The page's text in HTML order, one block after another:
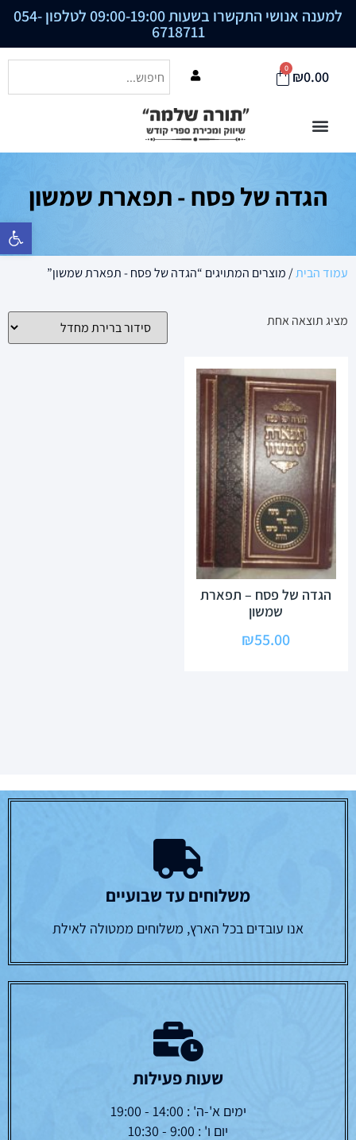
פתח סרגל
למענה אנושי התקשרו בשעות 09:00-19:00 לטלפון 054-
6718711
₪0.00
0
הגדה של פסח - תפארת שמשון
עמוד הבית/ מוצרים המתויגים “הגדה של פסח - תפארת שמשון”
מציג תוצאה אחת
הגדה של פסח – תפארת
שמשון
₪55.00
משלוחים עד שבועיים
אנו עובדים בכל הארץ, משלוחים ממטולה לאילת
שעות פעילות
ימים א'-ה' : 14:00 - 19:00
יום ו' : 9:00 - 10:30